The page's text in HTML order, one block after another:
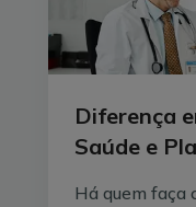
Diferença
Saúde e
Há quem faça